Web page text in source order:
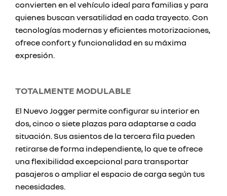
convierten en el vehículo ideal para familias y para
quienes buscan versatilidad en cada trayecto. Con
tecnologías modernas y eficientes motorizaciones,
ofrece confort y funcionalidad en su máxima
expresión.
TOTALMENTE MODULABLE
El Nuevo Jogger permite configurar su interior en
dos, cinco o siete plazas para adaptarse a cada
situación. Sus asientos de la tercera fila pueden
retirarse de forma independiente, lo que te ofrece
una flexibilidad excepcional para transportar
pasajeros o ampliar el espacio de carga según tus
necesidades.